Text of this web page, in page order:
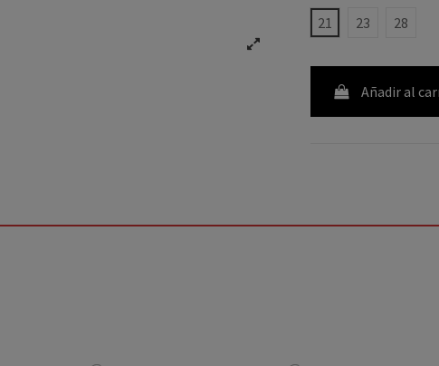
21
23 28
Añadir al